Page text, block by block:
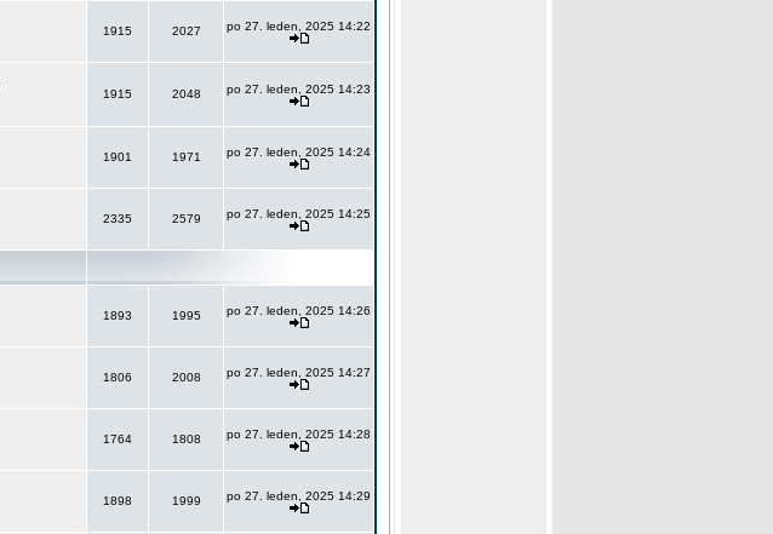
1915 2027 po 27. leden, 2025 14:22
1915 2048 po 27. leden, 2025 14:23
1901 1971 po 27. leden, 2025 14:24
2335 2579 po 27. leden, 2025 14:25
1893 1995 po 27. leden, 2025 14:26
1806 2008 po 27. leden, 2025 14:27
1764 1808 po 27. leden, 2025 14:28
1898 1999 po 27. leden, 2025 14:29